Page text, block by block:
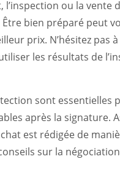
l’inspection ou la vente
bien préparé peut
prix. N’hésitez pas
les résultats de
sont essentielles
après la signature.
est rédigée de
sur la